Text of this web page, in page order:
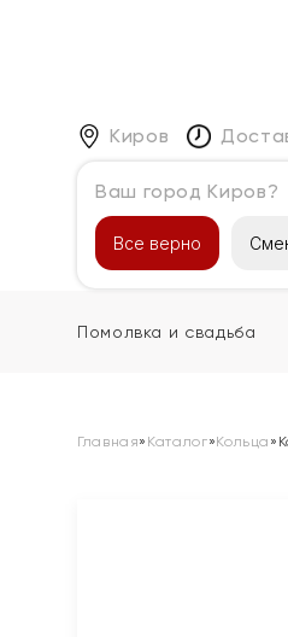
Киров
Ваш город Киров?
Все верно
Каталог
Помолвка и свадьба
Главная» Каталог»Кольца »